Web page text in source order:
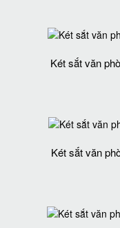
Két sắt văn
Két sắt văn